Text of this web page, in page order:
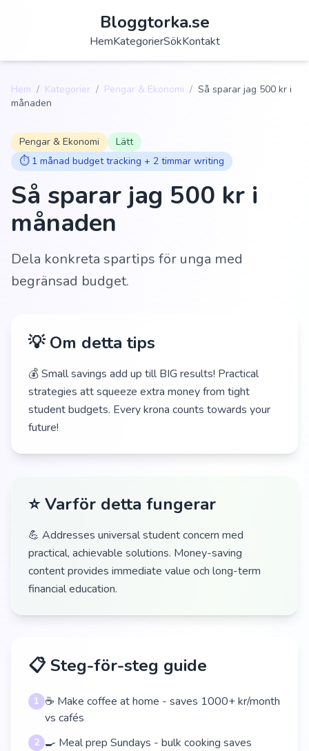
Bloggtorka.se
HemKategorierSökKontakt
Hem / Kategorier / Pengar & Ekonomi / Så sparar jag 500 kr i
månaden
Pengar & Ekonomi
Lätt
⏱️ 1 månad budget tracking + 2 timmar writing
Så sparar jag 500 kr i
månaden
Dela konkreta spartips för unga med
begränsad budget.
💡 Om detta tips
💰 Small savings add up till BIG results! Practical
strategies att squeeze extra money from tight
student budgets. Every krona counts towards your
future!
⭐ Varför detta fungerar
💪 Addresses universal student concern med
practical, achievable solutions. Money-saving
content provides immediate value och long-term
financial education.
📋 Steg-för-steg guide
1 ☕ Make coffee at home - saves 1000+ kr/month
vs cafés
2 🍳 Meal prep Sundays - bulk cooking saves